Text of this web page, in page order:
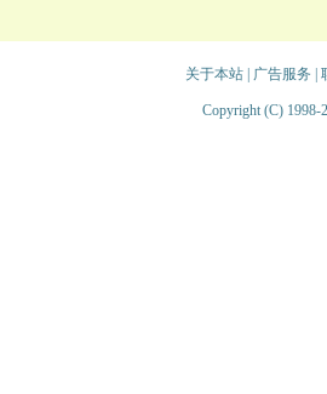
关于本站| 广告服务
Copyright (C) 1998-